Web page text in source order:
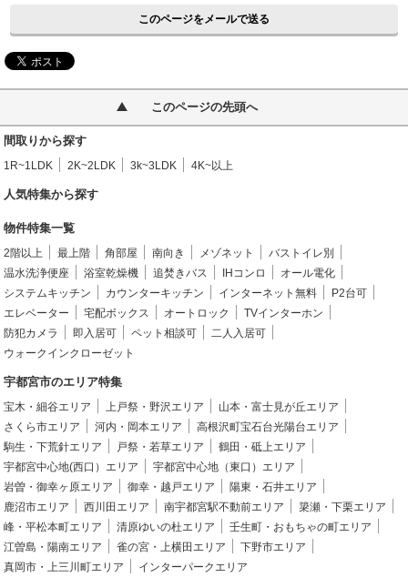
このページをメールで送る
このページの先頭へ
間取りから探す
1R~1LDK 2K~2LDK 3k~3LDK 4K~以上
人気特集から探す
物件特集一覧
2階以上 最上階 角部屋 南向き メゾネット
バストイレ別
温水洗浄便座
浴室乾燥機 追焚きバス IHコンロ
オール電化
システムキッチン
カウンターキッチン インターネット無料
P2台可
エレベーター
宅配ボックス オートロック
TVインターホン
防犯カメラ
即入居可 ペット相談可
二人入居可
ウォークインクローゼット
宇都宮市のエリア特集
宝木・細谷エリア 上戸祭・野沢エリア
山本・富士見が丘エリア
さくら市エリア
河内・岡本エリア
高根沢町宝石台光陽台エリア
駒生・下荒針エリア
戸祭・若草エリア
鶴田・砥上エリア
宇都宮中心地(西口）エリア
宇都宮中心地（東口）エリア
岩曽・御幸ヶ原エリア
御幸・越戸エリア
陽東・石井エリア
鹿沼市エリア
西川田エリア 南宇都宮駅不動前エリア
簗瀬・下栗エリア
峰・平松本町エリア
清原ゆいの杜エリア
壬生町・おもちゃの町エリア
江曽島・陽南エリア
雀の宮・上横田エリア
下野市エリア
真岡市・上三川町エリア
インターパークエリア